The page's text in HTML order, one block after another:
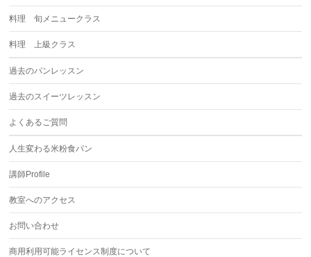
料理 旬メニュークラス
料理 上級クラス
過去のパンレッスン
過去のスイーツレッスン
よくあるご質問
人生変わる米粉食パン
講師Profile
教室へのアクセス
お問い合わせ
商用利用可能ライセンス制度について